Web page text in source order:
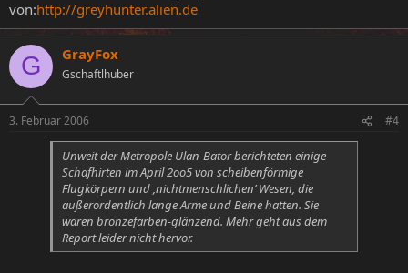
Da war ein Lichtkegel, etwa 2,5 Meter hoch mit runder
Grundfläche. Das Ding ist auf drei Stehern gestanden.
Daneben waren zwei Gestalten, in Augenhöhe haben
sie geleuchtet. Sie sind etwa 20 Meter neben dem Schiff
zur Thaya gegangen. Dann wieder zurück, das Objekt
Erde ganz heiß“.
06h30. Rolf S. weckt Edith P., die im selben Haus wohnt.
Sie besuchen die Stelle. Drei zylindrische Eindrücke mit
12 cm Durchmesser gehen 15 cm in den Boden. Sie
bilden ein Dreieck. Schenkellänge 150, 170 und 180 cm.
Dazwischen ist das Gras versengt.
08h00. Rolf S. alarmiert die Feuerwehr. Das Gerücht
von:http://greyhunter.alien.de
G GrayFox
Gschaftlhuber
3. Februar 2006 #4
Unweit der Metropole Ulan-Bator berichteten einige
Schafhirten im April 2oo5 von scheibenförmige
Flugkörpern und ‚nichtmenschlichen’ Wesen, die
außerordentlich lange Arme und Beine hatten. Sie
waren bronzefarben-glänzend. Mehr geht aus dem
Report leider nicht hervor.